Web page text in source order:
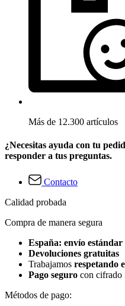
Más de 12.300 artículos
¿Necesitas ayuda con tu
responder a tus preguntas.
Contacto
Calidad probada
Compra de manera segura
España: envío
Devoluciones gratuitas
Trabajamos respetando
Pago seguro con cifrado
Métodos de pago: